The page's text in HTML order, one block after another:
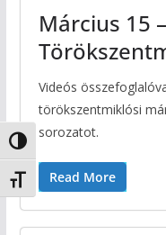
Nagy kontraszt váltása
Betűméret váltása
Március 15
Videós
törökszentmiklósi
sorozatot.
Read More